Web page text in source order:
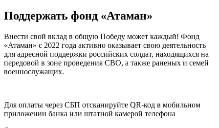
Поддержать фонд «Атаман»
Внести свой вклад в общую Победу может каждый! Фонд
«Атаман» с 2022 года активно оказывает свою деятельность
для адресной поддержки российских солдат, находящихся на
передовой в зоне проведения СВО, а также раненых и семей
военнослужащих.
Для оплаты через СБП отсканируйте QR-код в мобильном
приложении банка или штатной камерой телефона